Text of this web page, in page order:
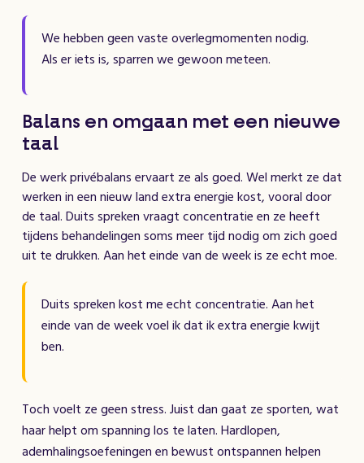
We hebben geen vaste overlegmomenten nodig.
Als er iets is, sparren we gewoon meteen.
Balans en omgaan met een nieuwe
taal
De werk privébalans ervaart ze als goed. Wel merkt ze dat
werken in een nieuw land extra energie kost, vooral door
de taal. Duits spreken vraagt concentratie en ze heeft
tijdens behandelingen soms meer tijd nodig om zich goed
uit te drukken. Aan het einde van de week is ze echt moe.
Duits spreken kost me echt concentratie. Aan het
einde van de week voel ik dat ik extra energie kwijt
ben.
Toch voelt ze geen stress. Juist dan gaat ze sporten, wat
haar helpt om spanning los te laten. Hardlopen,
ademhalingsoefeningen en bewust ontspannen helpen